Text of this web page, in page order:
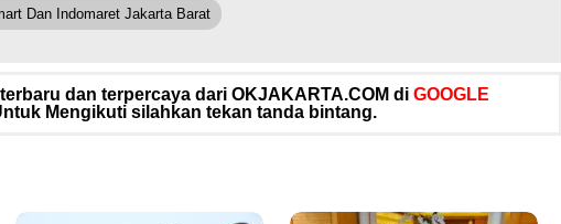
Dan Indomaret Jakarta Barat
dan terpercaya dari OKJAKARTA.COM di GOOGLE
Mengikuti silahkan tekan tanda bintang.